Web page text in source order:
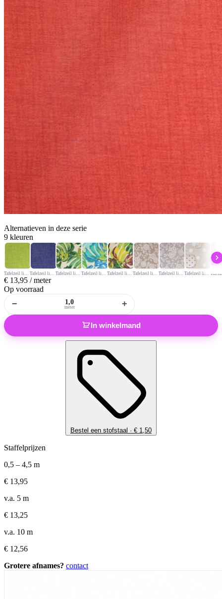
Alternatieven in deze serie
9 kleuren
€ 13,95 / meter
Op voorraad
− meter +
In winkelmand
Bestel een stofstaal · € 1,50
Staffelprijzen
0,5 – 4,5 m
€ 13,95
v.a. 5 m
€ 13,25
v.a. 10 m
€ 12,56
Grotere afnames? contact